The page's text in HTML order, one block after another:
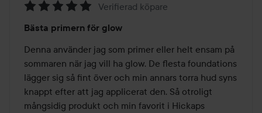
5
av
5
Verifierad köpare
Bästa primern för glow
Denna använder jag som primer eller helt ensam på
sommaren när jag vill ha glow. De flesta foundations
lägger sig så fint över och min annars torra hud syns
knappt efter att jag applicerat den. Så otroligt
mångsidig produkt och min favorit i Hickaps